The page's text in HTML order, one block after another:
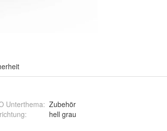
Unterthema: Zubehör
: hell grau